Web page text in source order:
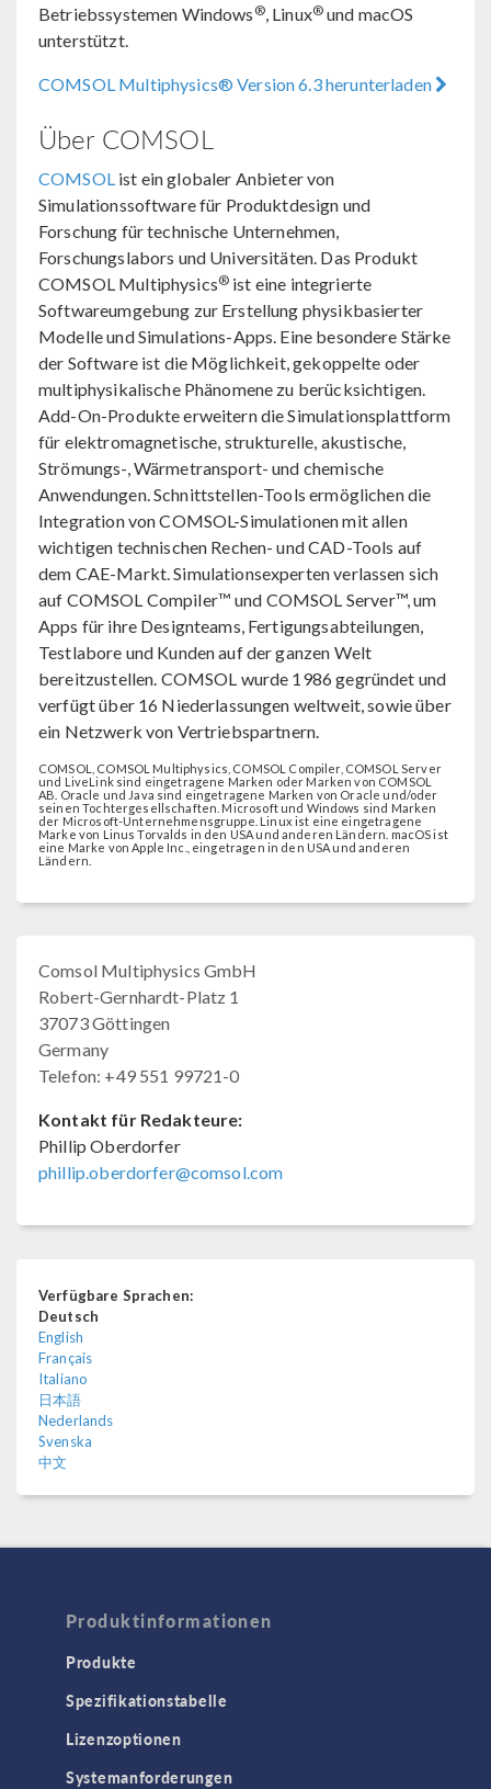
Betriebssystemen Windows ®, Linux®und macOS
unterstützt.
COMSOL Multiphysics® Version 6.3 herunterladen
Über COMSOL
COMSOL ist ein globaler Anbieter von
Simulationssoftware für Produktdesign und
Forschung für technische Unternehmen,
Forschungslabors und Universitäten. Das Produkt
COMSOL Multiphysics® ist eine integrierte
Softwareumgebung zur Erstellung physikbasierter
Modelle und Simulations-Apps. Eine besondere Stärke
der Software ist die Möglichkeit, gekoppelte oder
multiphysikalische Phänomene zu berücksichtigen.
Add-On-Produkte erweitern die Simulationsplattform
für elektromagnetische, strukturelle, akustische,
Strömungs-, Wärmetransport- und chemische
Anwendungen. Schnittstellen-Tools ermöglichen die
Integration von COMSOL-Simulationen mit allen
wichtigen technischen Rechen- und CAD-Tools auf
dem CAE-Markt. Simulationsexperten verlassen sich
auf COMSOL Compiler™ und COMSOL Server™, um
Apps für ihre Designteams, Fertigungsabteilungen,
Testlabore und Kunden auf der ganzen Welt
bereitzustellen. COMSOL wurde 1986 gegründet und
verfügt über 16 Niederlassungen weltweit, sowie über
ein Netzwerk von Vertriebspartnern.
COMSOL, COMSOL Multiphysics, COMSOL Compiler, COMSOL Server
und LiveLink sind eingetragene Marken oder Marken von COMSOL
AB. Oracle und Java sind eingetragene Marken von Oracle und/oder
seinen Tochtergesellschaften. Microsoft und Windows sind Marken
der Microsoft-Unternehmensgruppe. Linux ist eine eingetragene
Marke von Linus Torvalds in den USA und anderen Ländern. macOS ist
eine Marke von Apple Inc., eingetragen in den USA und anderen
Ländern.
Comsol Multiphysics GmbH
Robert-Gernhardt-Platz 1
37073 Göttingen
Germany
Telefon: +49 551 99721-0
Kontakt für Redakteure:
Phillip Oberdorfer
phillip.oberdorfer@comsol.com
Verfügbare Sprachen:
Deutsch
English
Français
Italiano
日本語
Nederlands
Svenska
中文
Produktinformationen
Produkte
Spezifikationstabelle
Lizenzoptionen
Systemanforderungen